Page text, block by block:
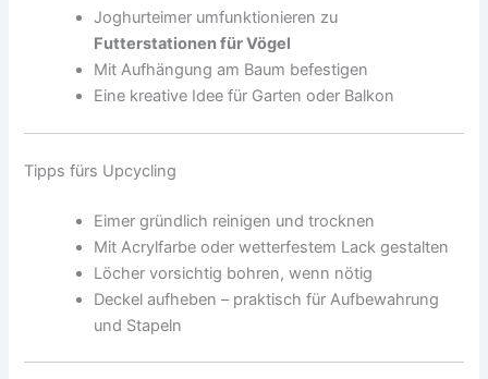
Joghurteimer umfunktionieren zu
Futterstationen für Vögel
Mit Aufhängung am Baum befestigen
Eine kreative Idee für Garten oder Balkon
Tipps fürs Upcycling
Eimer gründlich reinigen und trocknen
Mit Acrylfarbe oder wetterfestem Lack gestalten
Löcher vorsichtig bohren, wenn nötig
Deckel aufheben – praktisch für Aufbewahrung
und Stapeln